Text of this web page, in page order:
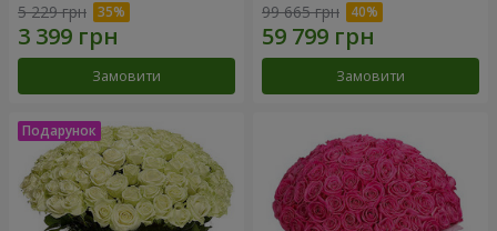
5 229 грн
Замовити
99 665 грн
Замовити